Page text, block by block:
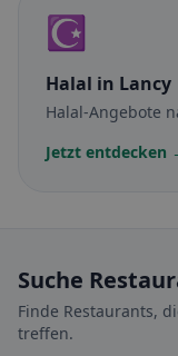
☪️
Halal in Lancy
Halal-Angebote
Jetzt entdecken
Suche
Finde Restaurants,
treffen.